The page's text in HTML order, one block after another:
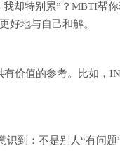
却特别累”？MBTI帮
好地与自己和解。
价值的参考。比如，
到：不是别人“有问